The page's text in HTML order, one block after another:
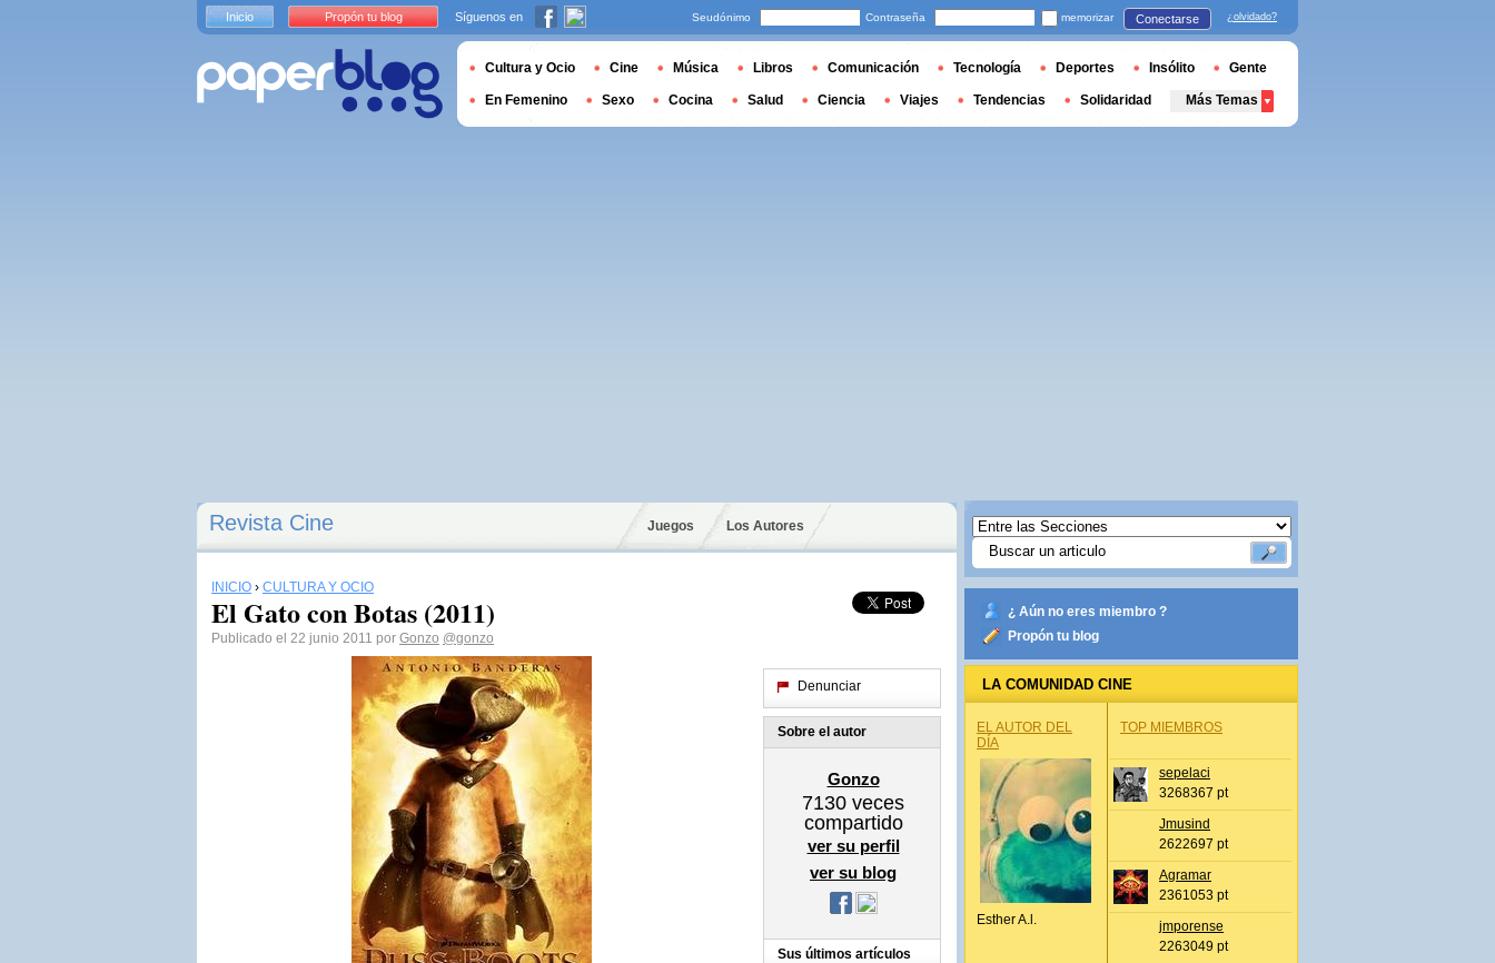
Revista Cine Juegos Los Autores
INICIO › CULTURA Y OCIO
El Gato con Botas (2011)
Publicado el 22 junio 2011 por Gonzo @gonzo
Denunciar
Sobre el autor
Gonzo
7130 veces
compartido
ver su perfil
ver su blog
Sus últimos artículos
¿ Aún no eres miembro ?
Propón tu blog
LA COMUNIDAD CINE
EL AUTOR DEL
DÍA
Esther A.l.
TOP MIEMBROS
sepelaci
3268367 pt
Jmusind
2622697 pt
Agramar
2361053 pt
jmporense
2263049 pt
Inicio Propón tu blog Síguenos en Seudónimo Contraseña memorizar Conectarse ¿olvidado?
Cultura y Ocio Cine Música Libros Comunicación Tecnología Deportes Insólito Gente
En Femenino Sexo Cocina Salud Ciencia Viajes Tendencias Solidaridad Más Temas